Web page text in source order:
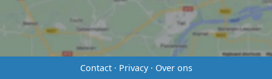
Contact· Privacy· Over ons